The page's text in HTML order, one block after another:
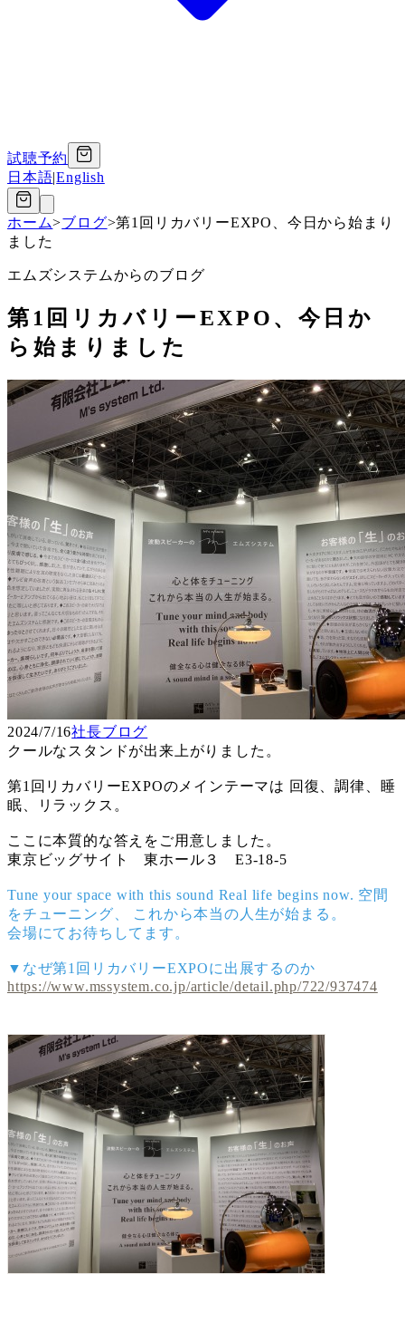
試聴予約
日本語|English
ホーム>ブログ>第1回リカバリーEXPO、今日から始まり
ました
エムズシステムからのブログ
第1回リカバリーEXPO、今日か
ら始まりました
2024/7/16社長ブログ
クールなスタンドが出来上がりました。
第1回リカバリーEXPOのメインテーマは 回復、調律、睡
眠、リラックス。
ここに本質的な答えをご用意しました。
東京ビッグサイト 東ホール３ E3-18-5
Tune your space with this sound Real life begins now. 空間
をチューニング、 これから本当の人生が始まる。
会場にてお待ちしてます。
▼なぜ第1回リカバリーEXPOに出展するのか
https://www.mssystem.co.jp/article/detail.php/722/937474